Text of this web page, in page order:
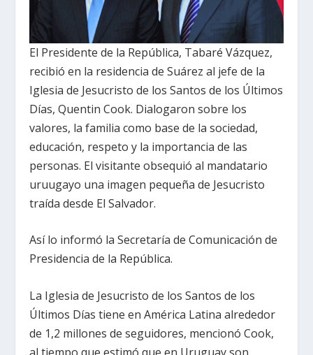
El Presidente de la República, Tabaré Vázquez,
recibió en la residencia de Suárez al jefe de la
Iglesia de Jesucristo de los Santos de los Últimos
Días, Quentin Cook. Dialogaron sobre los
valores, la familia como base de la sociedad,
educación, respeto y la importancia de las
personas. El visitante obsequió al mandatario
uruugayo una imagen pequeña de Jesucristo
traída desde El Salvador.
Así lo informó la Secretaría de Comunicación de
Presidencia de la República.
La Iglesia de Jesucristo de los Santos de los
Últimos Días tiene en América Latina alrededor
de 1,2 millones de seguidores, mencionó Cook,